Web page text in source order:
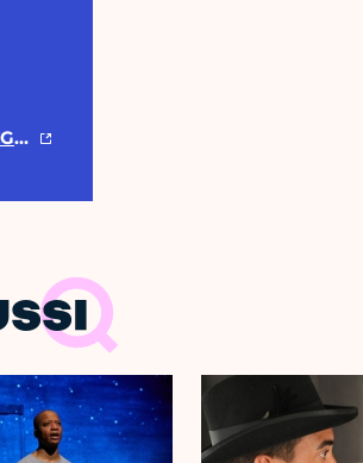
/channel/UCWCNLcJRSDGkC-ZGIfdrvww